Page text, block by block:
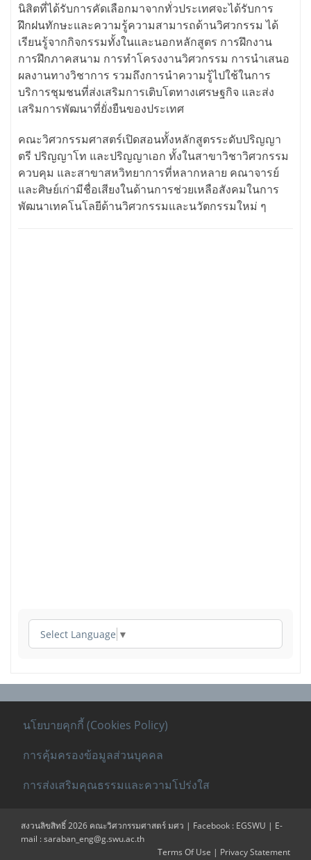
นิสิตที่ได้รับการคัดเลือกมาจากทั่วประเทศจะได้รับการ
ฝึกฝนทักษะและความรู้ความสามารถด้านวิศวกรรม ได้
เรียนรู้จากกิจกรรมทั้งในและนอกหลักสูตร การฝึกงาน
การฝึกภาคสนาม การทำโครงงานวิศวกรรม การนำเสนอ
ผลงานทางวิชาการ รวมถึงการนำความรู้ไปใช้ในการ
บริการชุมชนที่ส่งเสริมการเติบโตทางเศรษฐกิจ และส่ง
เสริมการพัฒนาที่ยั่งยืนของประเทศ
คณะวิศวกรรมศาสตร์เปิดสอนทั้งหลักสูตรระดับปริญญา
ตรี ปริญญาโท และปริญญาเอก ทั้งในสาขาวิชาวิศวกรรม
ควบคุม และสาขาสหวิทยาการที่หลากหลาย คณาจารย์
และศิษย์เก่ามีชื่อเสียงในด้านการช่วยเหลือสังคมในการ
พัฒนาเทคโนโลยีด้านวิศวกรรมและนวัตกรรมใหม่ ๆ
Select Language ▼
นโยบายคุกกี้ (Cookies Policy)
การคุ้มครองข้อมูลส่วนบุคคล
การส่งเสริมคุณธรรมและความโปร่งใส
สงวนลิขสิทธิ์ 2026 คณะวิศวกรรมศาสตร์ มศว | Facebook : EGSWU | E-
mail : saraban_eng@g.swu.ac.th
Terms Of Use | Privacy Statement